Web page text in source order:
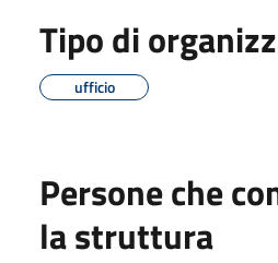
Tipo di
ufficio
Persone che
la struttura